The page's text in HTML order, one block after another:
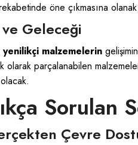
öne çıkmasına olanak
Geleceği
malzemelerin
parçalanabilen
Sorulan
Çevre